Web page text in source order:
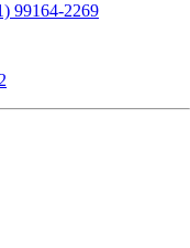
99164-2269